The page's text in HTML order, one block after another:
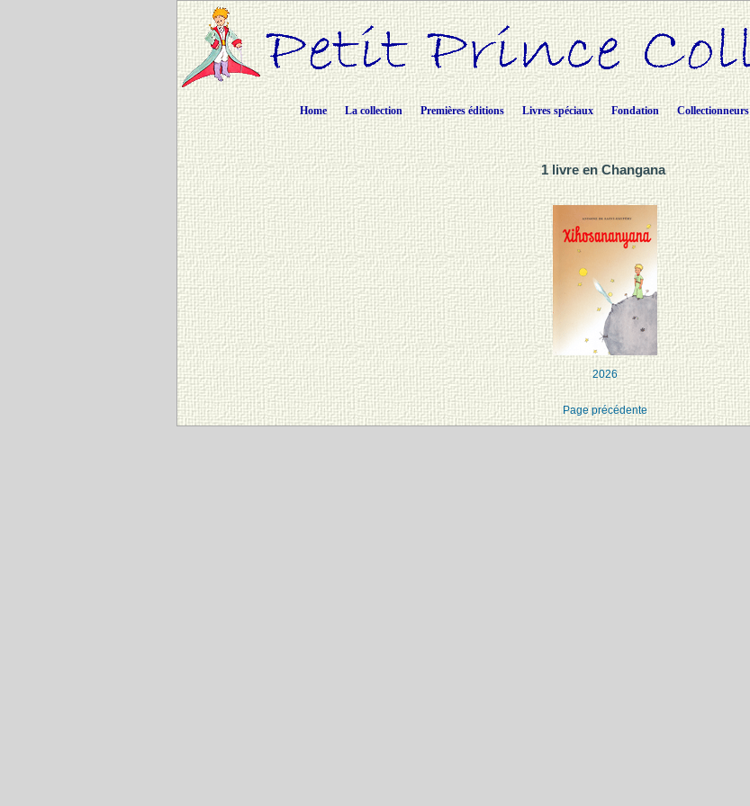
Home La collection Premières éditions Livres spéciaux Fondation Collectionneurs
1 livre en Changana
2026
Page précédente